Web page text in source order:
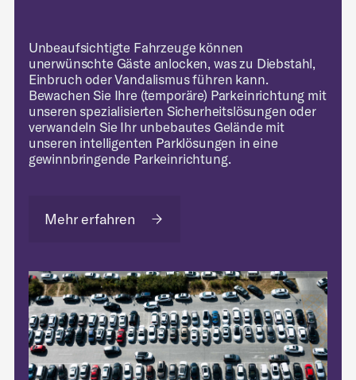
Unbeaufsichtigte Fahrzeuge können
unerwünschte Gäste anlocken, was zu Diebstahl,
Einbruch oder Vandalismus führen kann.
Bewachen Sie Ihre (temporäre) Parkeinrichtung mit
unseren spezialisierten Sicherheitslösungen oder
verwandeln Sie Ihr unbebautes Gelände mit
unseren intelligenten Parklösungen in eine
gewinnbringende Parkeinrichtung.
Mehr erfahren